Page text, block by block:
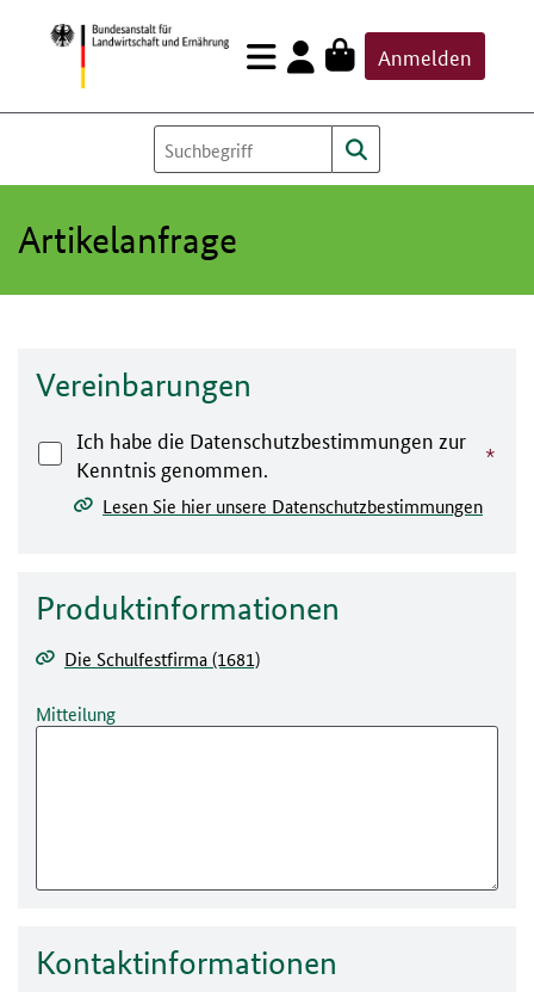
Zum
Inhalt
springen
Anmelden
Artikelanfrage
Vereinbarungen
Ich habe die Datenschutzbestimmungen zur
Kenntnis genommen.
Lesen Sie hier unsere Datenschutzbestimmungen
Produktinformationen
Die Schulfestfirma (1681)
Mitteilung
Kontakt­informationen